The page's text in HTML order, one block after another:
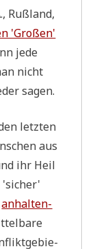
Ruß­land,
'Gro­ßen'
jede
nicht
sagen.
letz­ten
aus
ihr Heil
'sicher'
anhal­ten­